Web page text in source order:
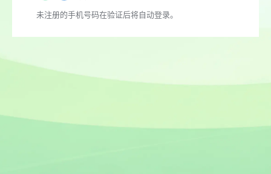
未注册的手机号码在验证后将自动登录。